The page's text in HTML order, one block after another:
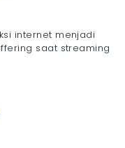
internet menjadi
saat streaming